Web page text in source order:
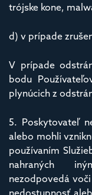
trójske kone,
d) v prípade
V prípade
bodu
plynúcich z
5. Poskytovateľ
alebo mohli
používaním
nahraných
nezodpovedá